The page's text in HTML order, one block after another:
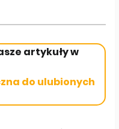
artykuły w
do ulubionych